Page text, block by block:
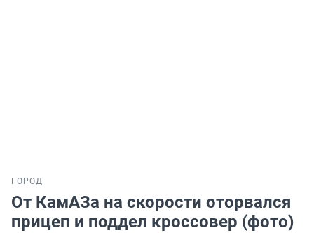
ГОРОД
От КамАЗа на скорости оторвался
прицеп и поддел кроссовер (фото)